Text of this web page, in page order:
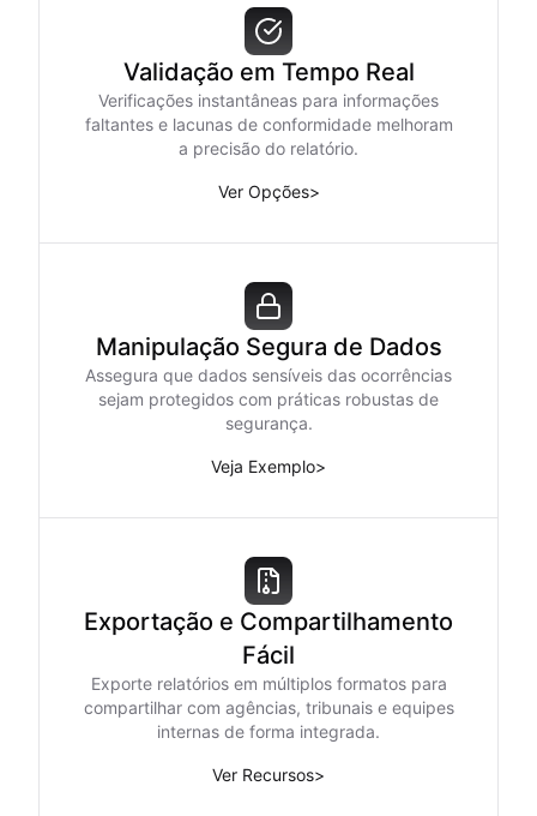
Validação em Tempo Real
Verificações instantâneas para informações
faltantes e lacunas de conformidade melhoram
a precisão do relatório.
Ver Opções>
Manipulação Segura de Dados
Assegura que dados sensíveis das ocorrências
sejam protegidos com práticas robustas de
segurança.
Veja Exemplo>
Exportação e Compartilhamento
Fácil
Exporte relatórios em múltiplos formatos para
compartilhar com agências, tribunais e equipes
internas de forma integrada.
Ver Recursos>